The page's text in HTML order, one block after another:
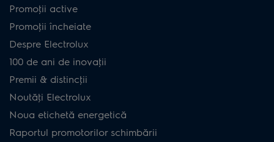
Promoţii active
Promoţii încheiate
Despre Electrolux
100 de ani de inovaţii
Premii & distincţii
Noutăţi Electrolux
Noua etichetă energetică
Raportul promotorilor schimbării